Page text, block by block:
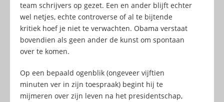
team schrijvers op gezet. Een en ander blijft echter
wel netjes, echte controverse of al te bijtende
kritiek hoef je niet te verwachten. Obama verstaat
bovendien als geen ander de kunst om spontaan
over te komen.
Op een bepaald ogenblik (ongeveer vijftien
minuten ver in zijn toespraak) begint hij te
mijmeren over zijn leven na het presidentschap,